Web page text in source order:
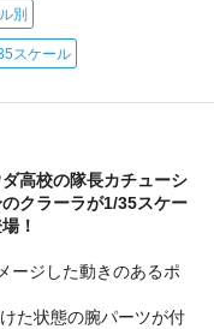
別
スケール
高校の隊長カチューシ
クラーラが1/35スケー
！
ージした動きのあるポ
た状態の腕パーツが付